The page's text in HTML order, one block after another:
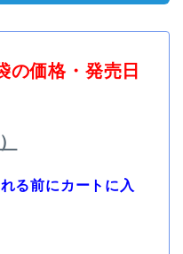
価格・発売日
る前にカートに入